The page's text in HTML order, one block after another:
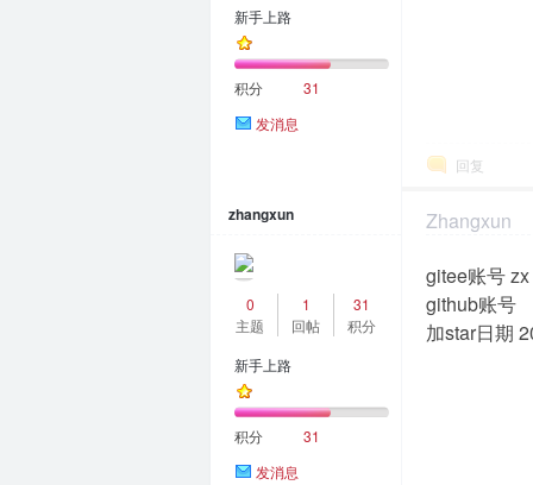
新手上路
积分
31
发消息
回复
zhangxun
0
主题
1
回帖
31
积分
新手上路
积分
31
发消息
Zhangxun
gitee账号 zx
github账号
加star日期